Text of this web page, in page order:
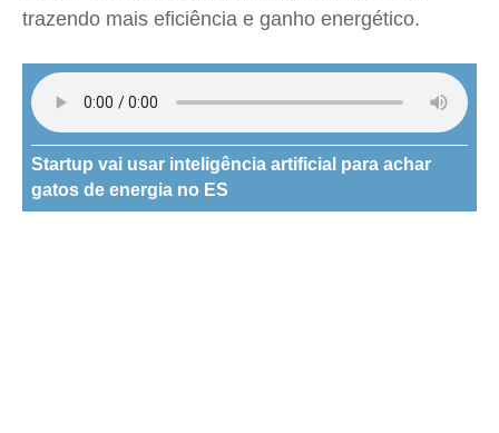
trazendo mais eficiência e ganho energético.
Startup vai usar inteligência artificial para achar
gatos de energia no ES